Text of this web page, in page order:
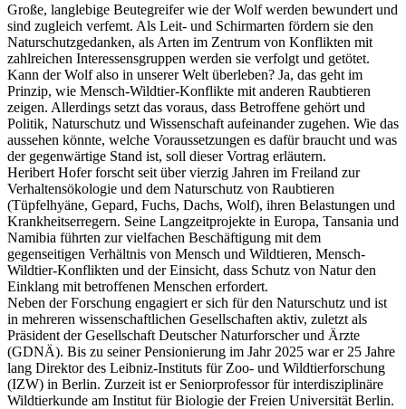
Große, langlebige Beutegreifer wie der Wolf werden bewundert und
sind zugleich verfemt. Als Leit- und Schirmarten fördern sie den
Naturschutzgedanken, als Arten im Zentrum von Konflikten mit
zahlreichen Interessensgruppen werden sie verfolgt und getötet.
Kann der Wolf also in unserer Welt überleben? Ja, das geht im
Prinzip, wie Mensch-Wildtier-Konflikte mit anderen Raubtieren
zeigen. Allerdings setzt das voraus, dass Betroffene gehört und
Politik, Naturschutz und Wissenschaft aufeinander zugehen. Wie das
aussehen könnte, welche Voraussetzungen es dafür braucht und was
der gegenwärtige Stand ist, soll dieser Vortrag erläutern.
Heribert Hofer forscht seit über vierzig Jahren im Freiland zur
Verhaltensökologie und dem Naturschutz von Raubtieren
(Tüpfelhyäne, Gepard, Fuchs, Dachs, Wolf), ihren Belastungen und
Krankheitserregern. Seine Langzeitprojekte in Europa, Tansania und
Namibia führten zur vielfachen Beschäftigung mit dem
gegenseitigen Verhältnis von Mensch und Wildtieren, Mensch-
Wildtier-Konflikten und der Einsicht, dass Schutz von Natur den
Einklang mit betroffenen Menschen erfordert.
Neben der Forschung engagiert er sich für den Naturschutz und ist
in mehreren wissenschaftlichen Gesellschaften aktiv, zuletzt als
Präsident der Gesellschaft Deutscher Naturforscher und Ärzte
(GDNÄ). Bis zu seiner Pensionierung im Jahr 2025 war er 25 Jahre
lang Direktor des Leibniz-Instituts für Zoo- und Wildtierforschung
(IZW) in Berlin. Zurzeit ist er Seniorprofessor für interdisziplinäre
Wildtierkunde am Institut für Biologie der Freien Universität Berlin.